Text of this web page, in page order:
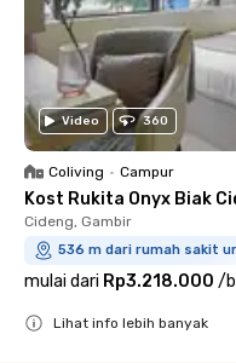
Video 360
Coliving • Campur
Kost Rukita Onyx Biak
Cideng, Gambir
536 m dari rumah sakit
mulai dari Rp3.218.000 /
Lihat info lebih banyak